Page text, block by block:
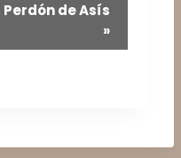
Perdón de Asís
»